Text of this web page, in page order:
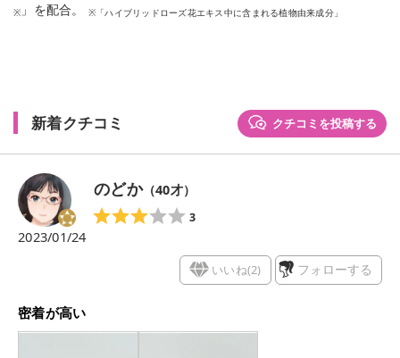
※ 」を配合。 ※「ハイブリッドローズ花エキス中に含まれる植物由来成分」
新着クチコミ クチコミを投稿する
のどか（40才）
3
2023/01/24
いいね(2) フォローする
密着が高い